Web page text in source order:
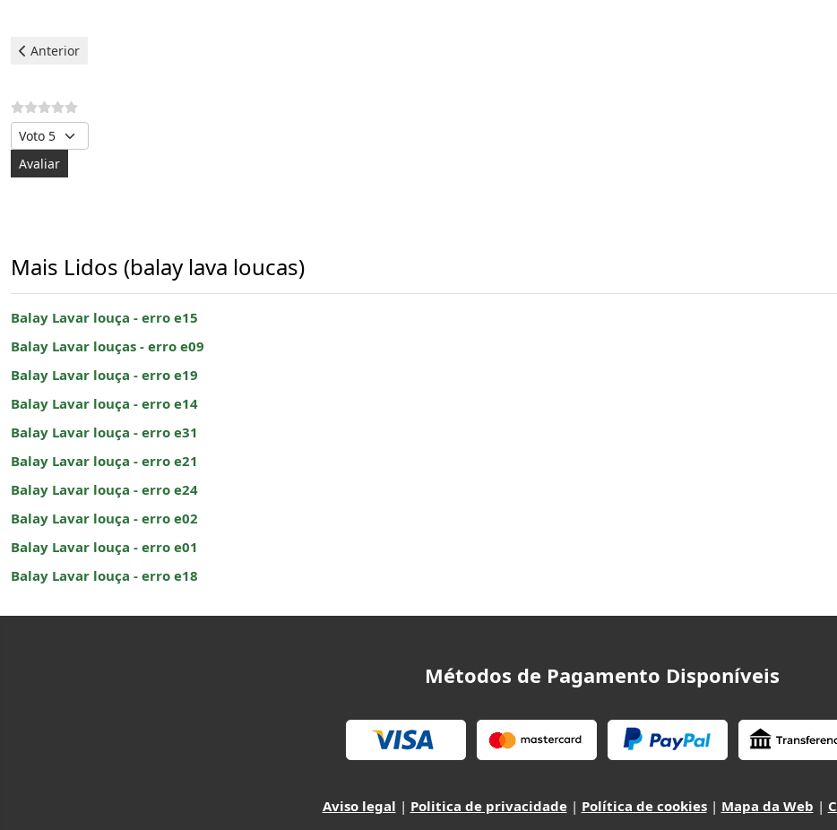
Artigo anterior: Balay Lavar louça - erro e24
Anterior
Avalie, por favor
Mais Lidos (balay lava loucas)
Balay Lavar louça - erro e15
Balay Lavar louças - erro e09
Balay Lavar louça - erro e19
Balay Lavar louça - erro e14
Balay Lavar louça - erro e31
Balay Lavar louça - erro e21
Balay Lavar louça - erro e24
Balay Lavar louça - erro e02
Balay Lavar louça - erro e01
Balay Lavar louça - erro e18
Métodos de Pagamento Disponíveis
Aviso legal | Politica de privacidade| Política de cookies| Mapa da Web |